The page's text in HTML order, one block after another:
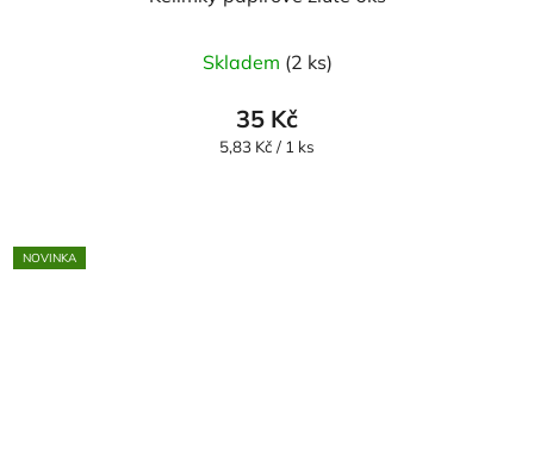
Skladem (2 ks)
35 Kč
Měrná
5,83 Kč / 1 ks
NOVINKA